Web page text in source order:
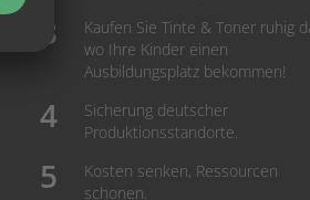
Kaufen Sie Tinte & Toner ruhig
wo Ihre Kinder einen
Ausbildungsplatz bekommen!
Sicherung deutscher
Produktionsstandorte.
Kosten senken, Ressourcen
schonen.